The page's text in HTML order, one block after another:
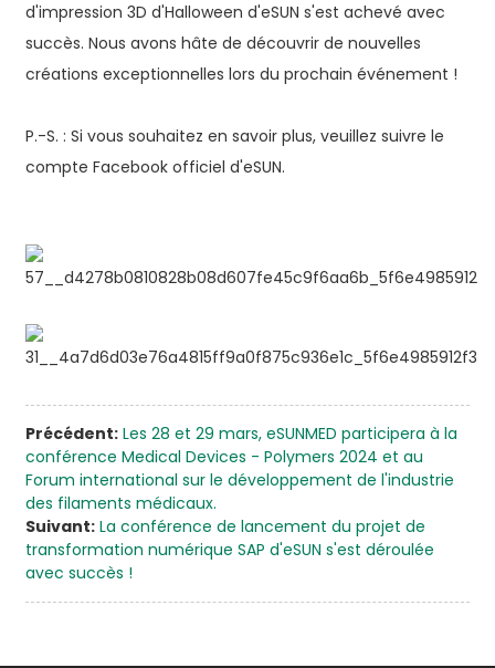
d'impression 3D d'Halloween d'eSUN s'est achevé avec
succès. Nous avons hâte de découvrir de nouvelles
créations exceptionnelles lors du prochain événement !
P.-S. : Si vous souhaitez en savoir plus, veuillez suivre le
compte Facebook officiel d'eSUN.
Précédent: Les 28 et 29 mars, eSUNMED participera à la
conférence Medical Devices - Polymers 2024 et au
Forum international sur le développement de l'industrie
des filaments médicaux.
Suivant: La conférence de lancement du projet de
transformation numérique SAP d'eSUN s'est déroulée
avec succès !